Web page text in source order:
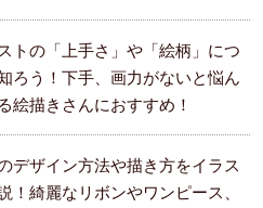
トの「上手さ」や「絵柄」につ
ろう！下手、画力がないと悩ん
絵描きさんにおすすめ！
デザイン方法や描き方をイラス
！綺麗なリボンやワンピース、